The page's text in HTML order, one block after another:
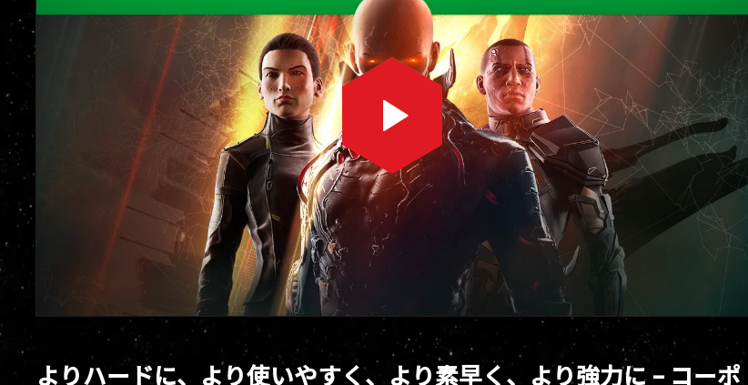
よりハードに、より使いやすく、より素早く、より強力に – コーポ